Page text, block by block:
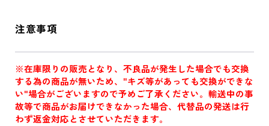
注意事項
※在庫限りの販売となり、不良品が発生した場合でも交換
する為の商品が無いため、"キズ等があっても交換ができな
い"場合がございますので予めご了承ください。輸送中の事
故等で商品がお届けできなかった場合、代替品の発送は行
わず返金対応とさせていただきます。